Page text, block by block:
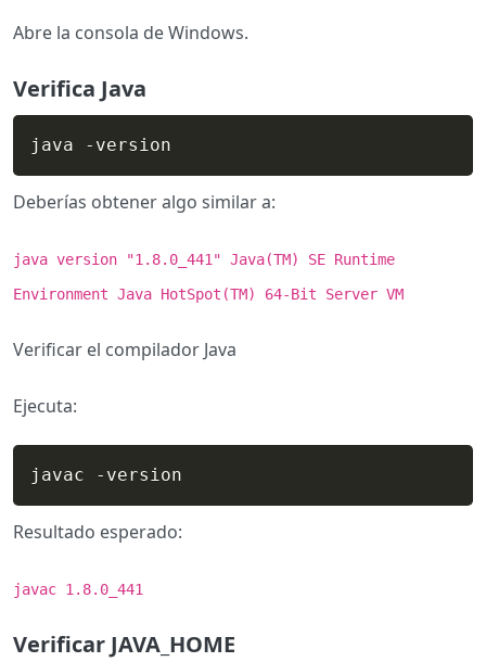
Abre la consola de Windows.
Verifica Java
java -version
Deberías obtener algo similar a:
java version "1.8.0_441" Java(TM) SE Runtime
Environment Java HotSpot(TM) 64-Bit Server VM
Verificar el compilador Java
Ejecuta:
javac -version
Resultado esperado:
javac 1.8.0_441
Verificar JAVA_HOME